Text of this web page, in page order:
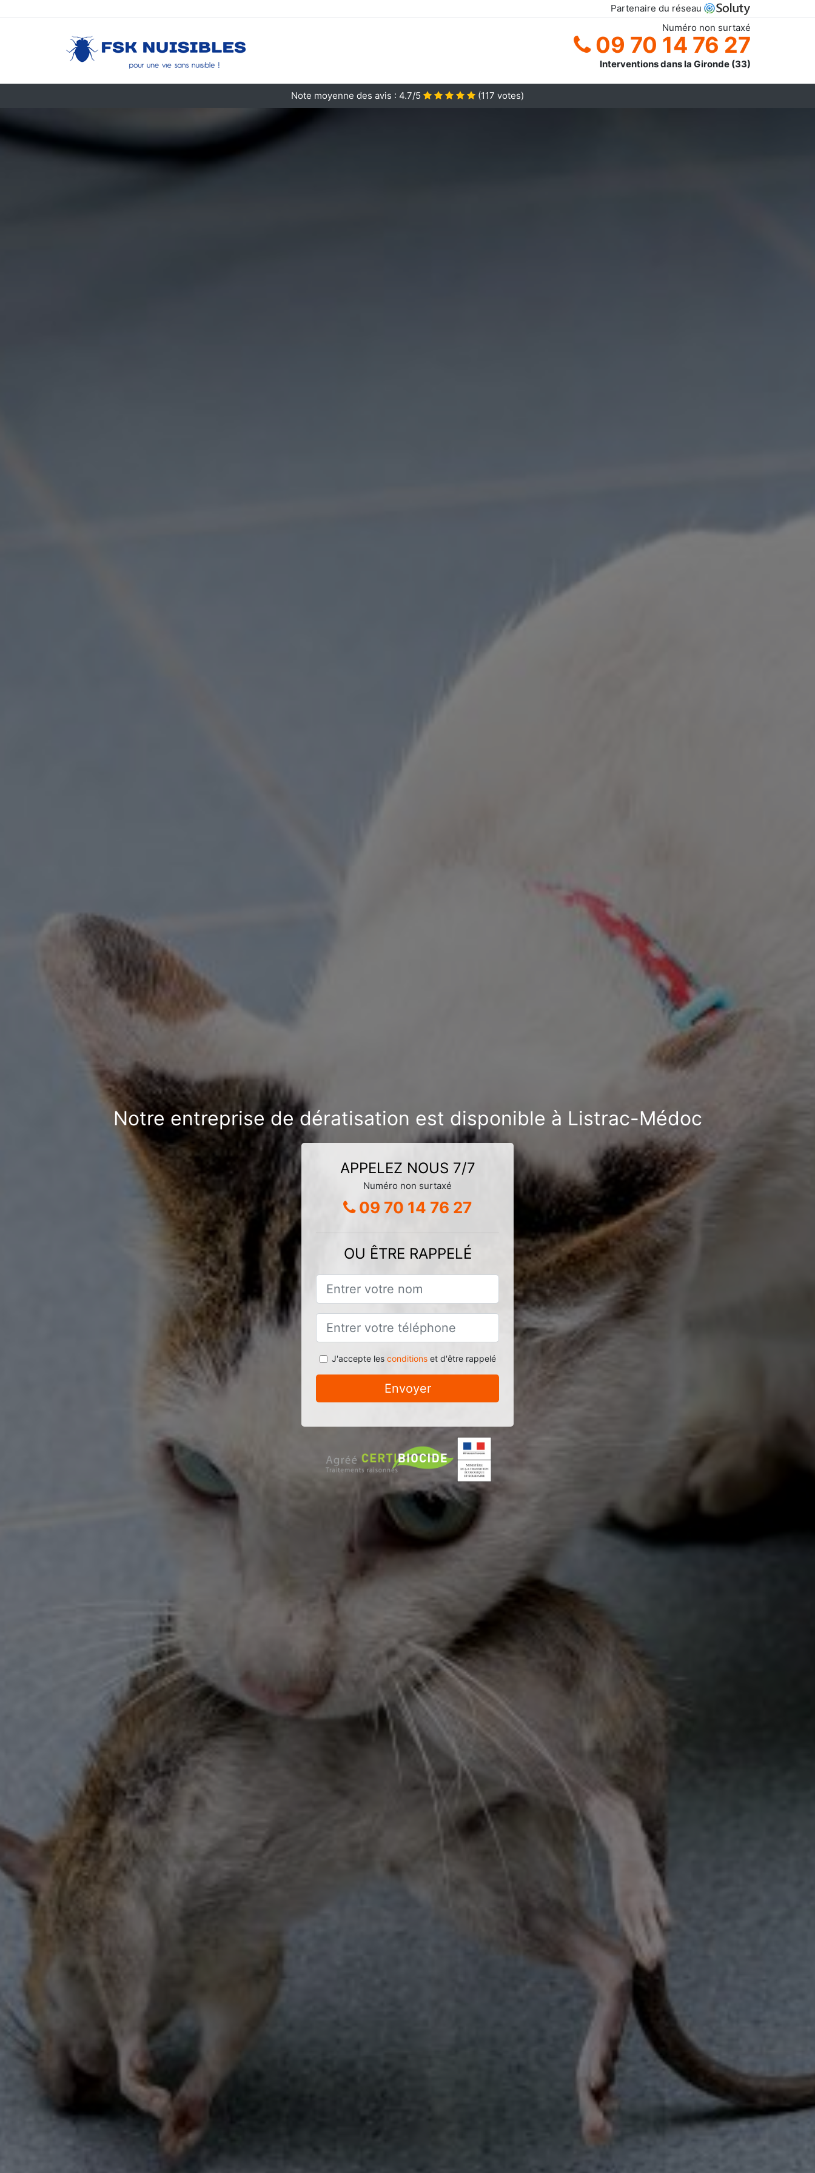
Partenaire du réseau
Numéro non surtaxé
09 70 14 76 27
Interventions dans la Gironde (33)
Note moyenne des avis : 4.7/5 (117 votes)
Notre entreprise de dératisation est disponible à Listrac-Médoc
APPELEZ NOUS 7/7
Numéro non surtaxé
09 70 14 76 27
OU ÊTRE RAPPELÉ
J'accepte les conditionset d'être rappelé
Envoyer